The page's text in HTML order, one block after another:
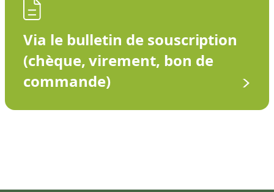
Via le bulletin de souscription
(chèque, virement, bon de
commande)